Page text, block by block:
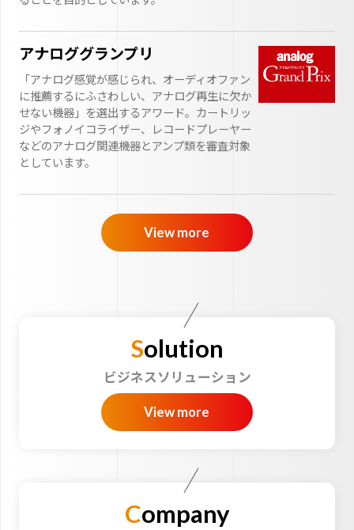
アナロググランプリ
「アナログ感覚が感じられ、オーディオファン
に推薦するにふさわしい、アナログ再生に欠か
せない機器」を選出するアワード。カートリッ
ジやフォノイコライザー、レコードプレーヤー
などのアナログ関連機器とアンプ類を審査対象
としています。
View more
Solution
ビジネスソリューション
View more
Company